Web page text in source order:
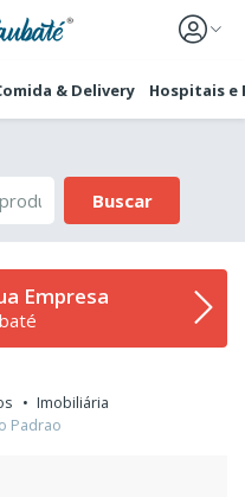
& Delivery Hospitais e
Buscar
Empresa
Imobiliária
Padrao